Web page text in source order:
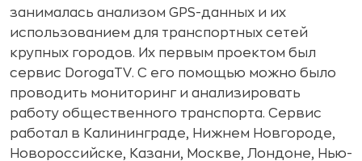
занималась анализом GPS­-данных и их
использованием для транспортных сетей
крупных городов. Их первым проектом был
сервис DorogaTV. С его помощью можно было
проводить мониторинг и анализировать
работу общественного транспорта. Сервис
работал в Калининграде, Нижнем Новгороде,
Новороссийске, Казани, Москве, Лондоне, Нью­-